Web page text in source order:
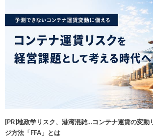
[PR]地政学リスク、港湾混雑…コンテナ運賃の変動
ジ方法「FFA」とは